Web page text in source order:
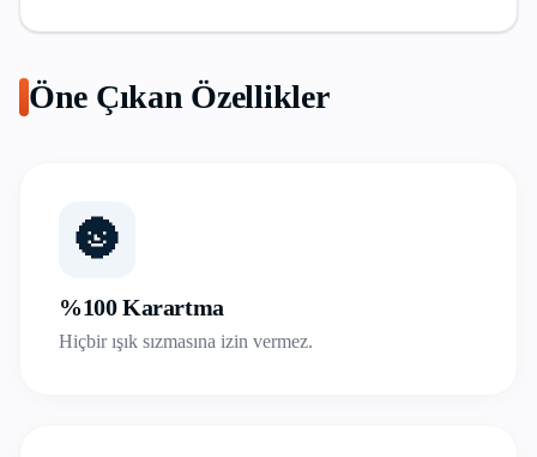
Öne Çıkan Özellikler
🌚
%100 Karartma
Hiçbir ışık sızmasına izin vermez.